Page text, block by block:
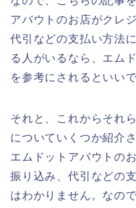
アバウトのお店がクレ
代引などの支払い方法
る人がいるなら、エム
を参考にされるといいで
それと、これからそれ
についていくつか紹介
エムドットアバウトの
振り込み、代引などの
はわかりません。なの